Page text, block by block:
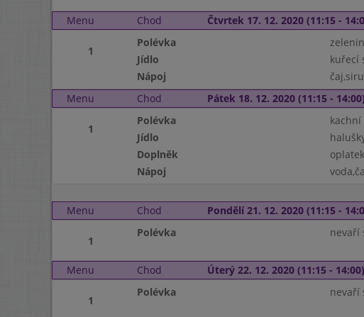
Menu Chod Čtvrtek 17. 12. 2020 (11:15 -
1
Polévka
Jídlo
kuřecí
Nápoj
Menu
Chod Pátek 18. 12. 2020 (11:15 - 14:00)
1
Polévka kachní
Jídlo
Doplněk
Nápoj
Menu
Chod Pondělí 21. 12. 2020 (11:15 -
1
Polévka nevaří
Menu Chod Úterý 22. 12. 2020 (11:15 - 14:00)
1
Polévka nevaří